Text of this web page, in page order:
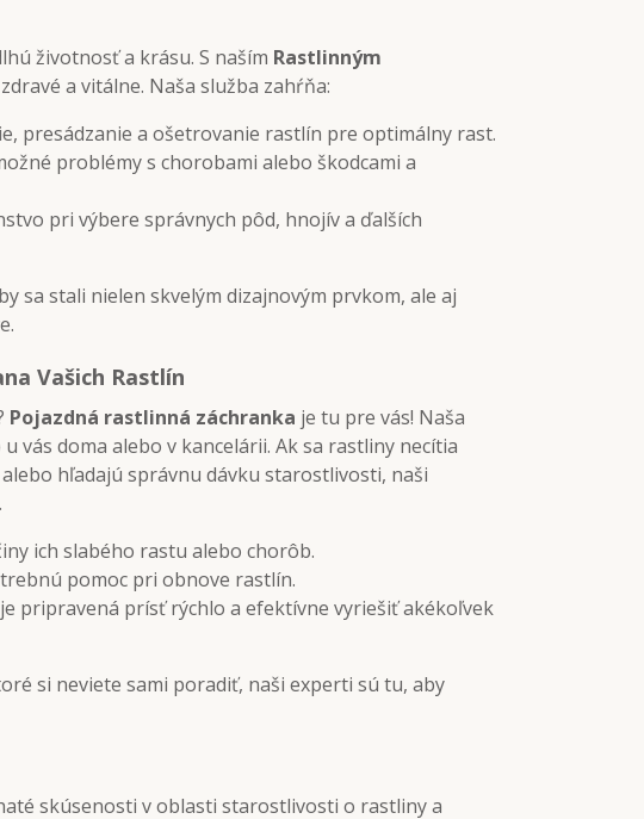
životnosť a krásu. S naším Rastlinným
a vitálne. Naša služba zahŕňa:
presádzanie a ošetrovanie rastlín pre optimálny rast.
problémy s chorobami alebo škodcami a
pri výbere správnych pôd, hnojív a ďalších
sa stali nielen skvelým dizajnovým prvkom, ale aj
Vašich Rastlín
Pojazdná rastlinná záchranka je tu pre vás! Naša
vás doma alebo v kancelárii. Ak sa rastliny necítia
hľadajú správnu dávku starostlivosti, naši
ich slabého rastu alebo chorôb.
pomoc pri obnove rastlín.
pripravená prísť rýchlo a efektívne vyriešiť akékoľvek
si neviete sami poradiť, naši experti sú tu, aby
skúsenosti v oblasti starostlivosti o rastliny a